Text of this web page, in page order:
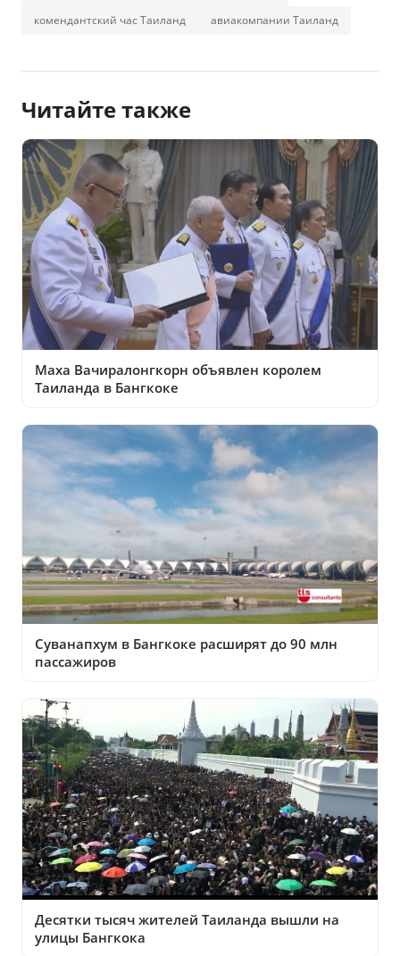
комендантский час Таиланд
авиакомпании Таиланд
Читайте также
Маха Вачиралонгкорн объявлен королем
Таиланда в Бангкоке
Суванапхум в Бангкоке расширят до 90 млн
пассажиров
Десятки тысяч жителей Таиланда вышли на
улицы Бангкока